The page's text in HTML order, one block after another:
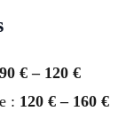
90 € – 120 €
: 120 € – 160 €